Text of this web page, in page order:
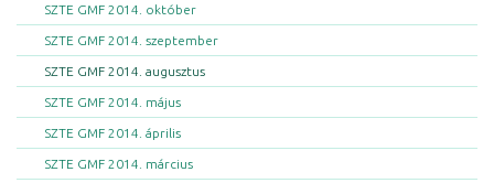
SZTE GMF 2014. október
SZTE GMF 2014. szeptember
SZTE GMF 2014. augusztus
SZTE GMF 2014. május
SZTE GMF 2014. április
SZTE GMF 2014. március